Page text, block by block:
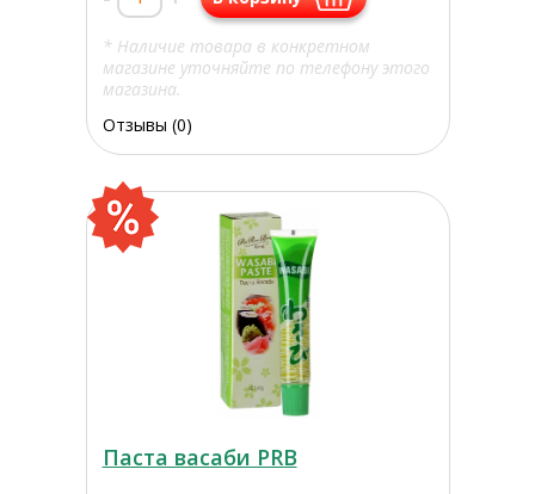
* Наличие товара в конкретном
магазине уточняйте по телефону этого
магазина.
Отзывы (0)
Паста васаби PRB